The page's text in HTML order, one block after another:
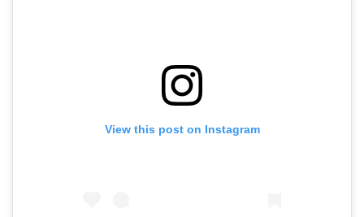
View this post on Instagram